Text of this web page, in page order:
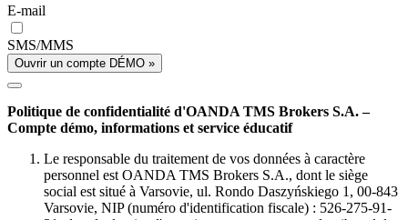
E-mail
SMS/MMS
Ouvrir un compte DÉMO »
Politique de confidentialité d'OANDA TMS Brokers S.A. –
Compte démo, informations et service éducatif
Le responsable du traitement de vos données à caractère
personnel est OANDA TMS Brokers S.A., dont le siège
social est situé à Varsovie, ul. Rondo Daszyńskiego 1, 00-843
Varsovie, NIP (numéro d'identification fiscale) : 526-275-91-